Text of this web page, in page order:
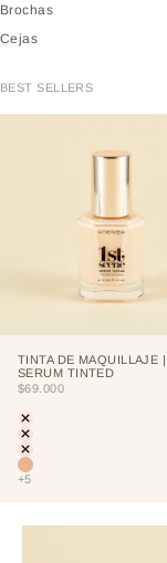
Brochas
Cejas
BEST SELLERS
TINTA DE MAQUILLAJE |
SERUM TINTED
PRECIO DE OFERTA
$69.000
Color
LIGHT
PORCELAIN
CREAM
VAINILLA
+5